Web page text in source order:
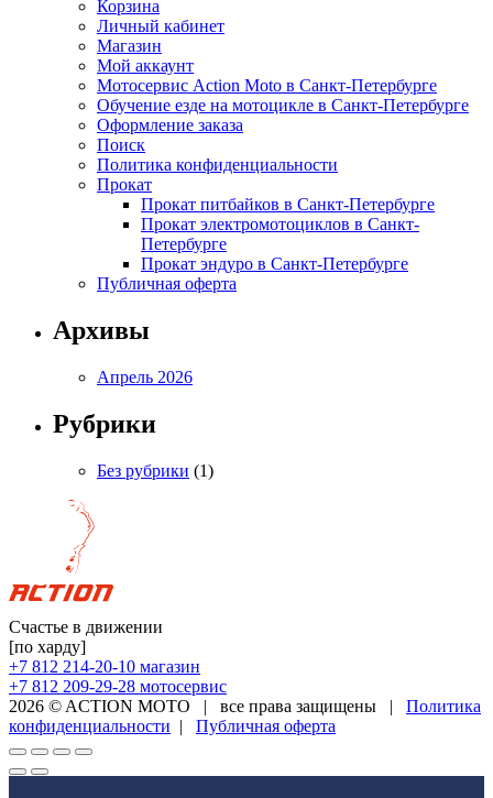
Корзина
Личный кабинет
Магазин
Мой аккаунт
Мотосервис Action Moto в Санкт-Петербурге
Обучение езде на мотоцикле в Санкт-Петербурге
Оформление заказа
Поиск
Политика конфиденциальности
Прокат
Прокат питбайков в Санкт-Петербурге
Прокат электромотоциклов в Санкт-
Петербурге
Прокат эндуро в Санкт-Петербурге
Публичная оферта
Архивы
Апрель 2026
Рубрики
Без рубрики (1)
Счастье в движении
[по харду]
+7 812 214-20-10 магазин
+7 812 209-29-28 мотосервис
2026 © ACTION MOTO | все права защищены |
Политика
конфиденциальности | Публичная оферта